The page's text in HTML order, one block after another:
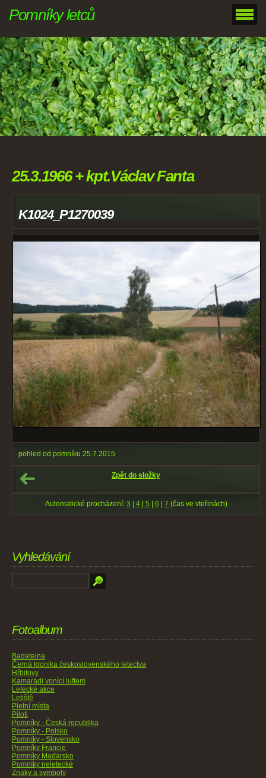
Pomníky letců
25.3.1966 + kpt.Václav Fanta
K1024_P1270039
pohled od pomníku 25.7.2015
Zpět do složky
Automatické procházení: 3 4| 5 6 7 (čas ve vteřinách)
Vyhledávání
Fotoalbum
Badatelna
Černá kronika československého letectva
Hřbitovy
Kamarádi vonící luftem
Letecké akce
Letiště
Pietní místa
Piloti
Pomníky - Česká republika
Pomníky - Polsko
Pomníky - Slovensko
Pomníky Francie
Pomníky Maďarsko
Pomníky neletecké
Znaky a symboly